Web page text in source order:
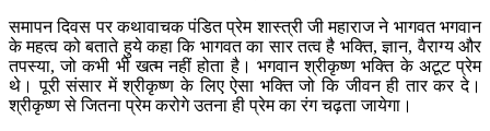
समापन दिवस पर कथावाचक पंडित प्रेम शास्त्री जी महाराज ने भागवत भगवान
के महत्व को बताते हुये कहा कि भागवत का सार तत्व है भक्ति, ज्ञान, वैराग्य और
तपस्या, जो कभी भी खत्म नहीं होता है। भगवान श्रीकृष्ण भक्ति के अटूट प्रेम
थे। पूरी संसार में श्रीकृष्ण के लिए ऐसा भक्ति जो कि जीवन ही तार कर दे।
श्रीकृष्ण से जितना प्रेम करोगे उतना ही प्रेम का रंग चढ़ता जायेगा।